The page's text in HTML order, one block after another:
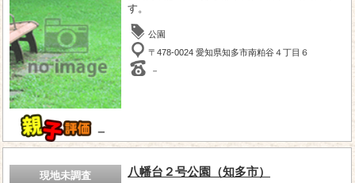
－
す。
公園
〒478-0024 愛知県知多市南粕谷４丁目６
－
現地未調査 八幡台２号公園（知多市）